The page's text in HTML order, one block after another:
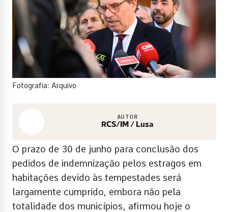
Fotografia: Arquivo
AUTOR
RCS/IM / Lusa
O prazo de 30 de junho para conclusão dos
pedidos de indemnização pelos estragos em
habitações devido às tempestades será
largamente cumprido, embora não pela
totalidade dos municípios, afirmou hoje o